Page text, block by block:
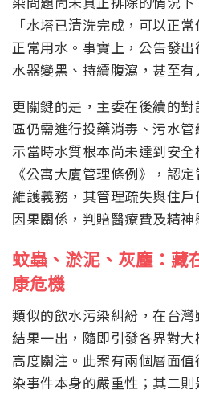
「水塔已清洗完成，可以正
正常用水。事實上，公告發
水器變黑、持續腹瀉，甚至有
更關鍵的是，主委在後續的
區仍需進行投藥消毒、污水
示當時水質根本尚未達到安
《公寓大廈管理條例》，認
維護義務，其管理疏失與住
因果關係，判賠醫療費及精神
蚊蟲、淤泥、灰塵：藏
康危機
類似的飲水污染糾紛，在台
結果一出，隨即引發各界對
高度關注。此案有兩個層面
染事件本身的嚴重性；其二